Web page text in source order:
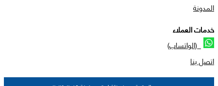
المدونة
خدمات العملاء
(الواتساب)
اتصل بنا